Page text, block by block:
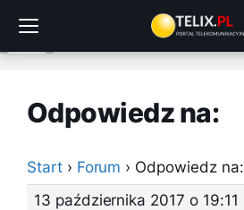
treści
Odpowiedz na:
Start › Forum › Odpowiedz na:
13 października 2017 o 19:11